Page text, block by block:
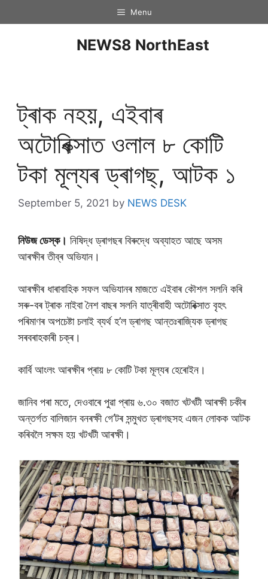
Menu
NEWS8 NorthEast
ট্ৰাক নহয়, এইবাৰ
অটােৰিক্সাত ওলাল ৮ কােটি
টকা মূল্যৰ ড্ৰাগছ্, আটক ১
September 5, 2021 by NEWS DESK
নিউজ ডেস্ক। নিষিদ্ধ ড্ৰাগছৰ বিৰুদ্ধে অব্যাহত আছে অসম
আৰক্ষীৰ তীব্ৰ অভিযান।
আৰক্ষীৰ ধাৰাবাহিক সফল অভিযানৰ মাজতে এইবাৰ কৌশল সলনি কৰি
সৰু-বৰ ট্ৰাক নাইবা নৈশ বাছৰ সলনি যাত্ৰীবাহী অটােৰিক্সাত বৃহৎ
পৰিমাণৰ অপচেষ্টা চলাই ব্যৰ্থ হ’ল ড্ৰাগছ আন্তঃৰাজ্যিক ড্ৰাগছ
সৰবৰাহকাৰী চক্ৰ।
কাৰ্বি আংলং আৰক্ষীৰ প্ৰায় ৮ কােটি টকা মূল্যৰ হেৰােইন।
জানিব পৰা মতে, দেওবাৰে পুৱা প্ৰায় ৬.৩০ বজাত খটখটী আৰক্ষী চকীৰ
অন্তৰ্গত বালিজান বনৰক্ষী গে’টৰ সন্মুখত ড্ৰাগছসহ এজন লোকক আটক
কৰিবলৈ সক্ষম হয় খটখটী আৰক্ষী।